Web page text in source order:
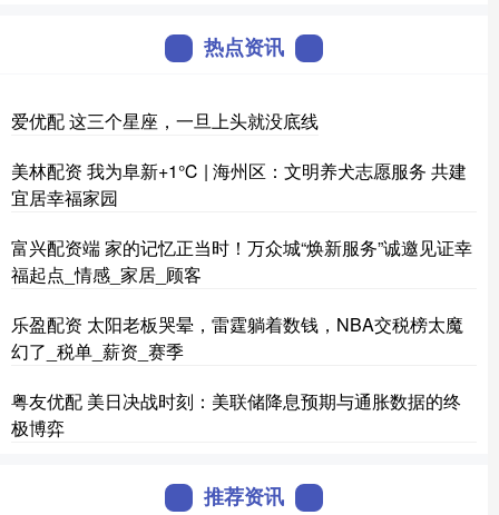
热点资讯
爱优配 这三个星座，一旦上头就没底线
美林配资 我为阜新+1℃ | 海州区：文明养犬志愿服务 共建
宜居幸福家园
富兴配资端 家的记忆正当时！万众城“焕新服务”诚邀见证幸
福起点_情感_家居_顾客
乐盈配资 太阳老板哭晕，雷霆躺着数钱，NBA交税榜太魔
幻了_税单_薪资_赛季
粤友优配 美日决战时刻：美联储降息预期与通胀数据的终
极博弈
推荐资讯